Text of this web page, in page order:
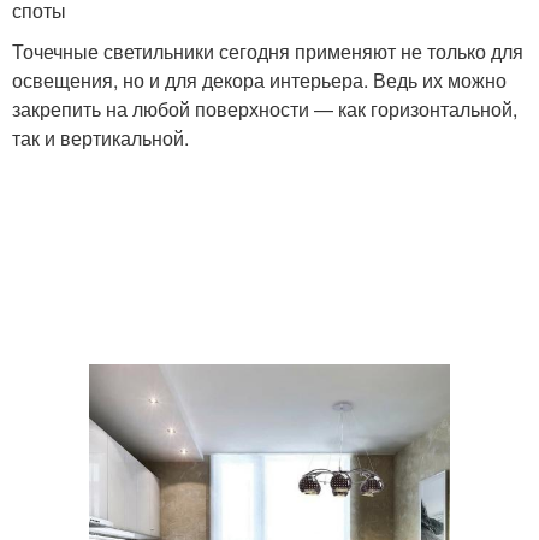
споты
Точечные светильники сегодня применяют не только для
освещения, но и для декора интерьера. Ведь их можно
закрепить на любой поверхности — как горизонтальной,
так и вертикальной.